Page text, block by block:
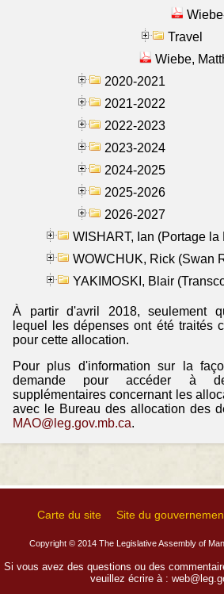
Travel
Wiebe,
2020-2021
2021-2022
2022-2023
2023-2024
2024-2025
2025-2026
2026-2027
WISHART, Ian (Portage la
WOWCHUK, Rick (Swan
YAKIMOSKI, Blair
À partir d'avril 2018, seulement
lequel les dépenses ont été traités
pour cette allocation.
Pour plus d'information sur la
demande pour accéder à
supplémentaires concernant les
avec le Bureau des allocation des
MAO@leg.gov.mb.ca.
Carte du site Site du
Copyright © 2014 The Legislative Assembly of
Si vous avez des questions ou des
veuillez écrire à :